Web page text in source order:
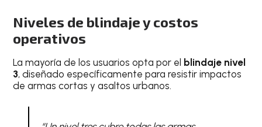
Niveles de blindaje y costos
operativos
La mayoría de los usuarios opta por el blindaje nivel
3, diseñado específicamente para resistir impactos
de armas cortas y asaltos urbanos.